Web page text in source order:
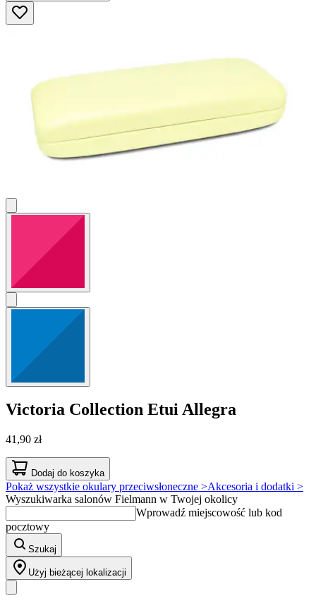
Victoria Collection Etui Allegra
41,90 zł
Dodaj do koszyka
Pokaż wszystkie okulary przeciwsłoneczne >Akcesoria i dodatki >
Wyszukiwarka salonów Fielmann w Twojej okolicy
Wprowadź miejscowość lub kod
pocztowy
Szukaj
Użyj bieżącej lokalizacji